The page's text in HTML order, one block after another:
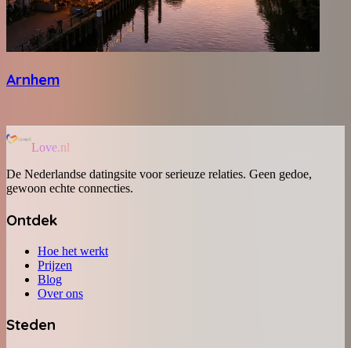
Arnhem
Love.nl
De Nederlandse datingsite voor serieuze relaties. Geen gedoe,
gewoon echte connecties.
Ontdek
Hoe het werkt
Prijzen
Blog
Over ons
Steden